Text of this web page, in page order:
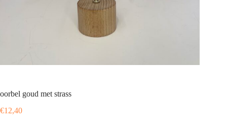
oorbel goud met strass
€12,40